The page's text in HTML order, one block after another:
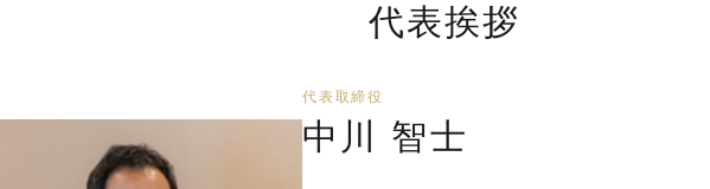
代表挨拶
代表取締役
中川 智士